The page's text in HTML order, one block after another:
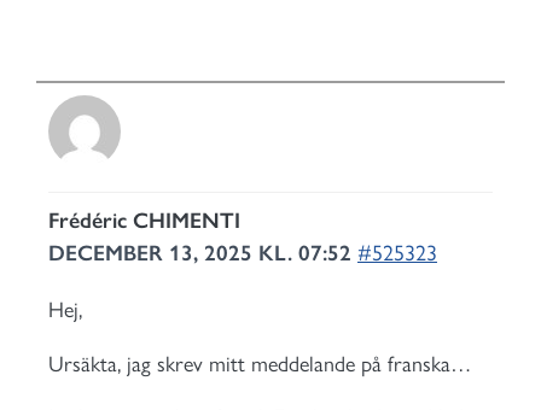
Frédéric CHIMENTI
DECEMBER 13, 2025 KL. 07:52 #525323
Hej,
Ursäkta, jag skrev mitt meddelande på franska…